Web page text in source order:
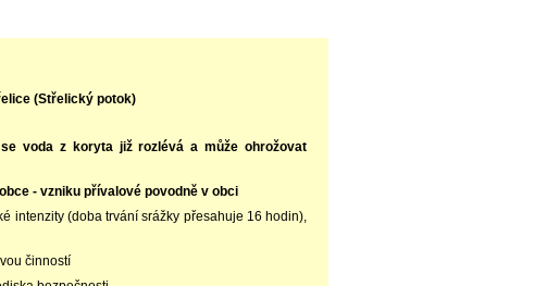
(Střelický potok)
voda z koryta již rozlévá a může ohrožovat
- vzniku přívalové povodně v obci
intenzity (doba trvání srážky přesahuje 16 hodin),
činností